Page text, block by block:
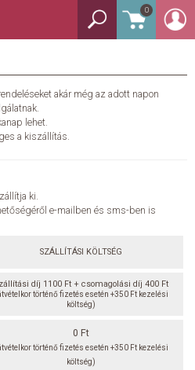
0
akár még az adott napon
lehet.
a kiszállítás.
ki.
e-mailben és sms-ben is
SZÁLLÍTÁSI KÖLTSÉG
díj 1100 Ft + csomagolási díj 400 Ft
történő fizetés esetén +350 Ft kezelési
költség)
0 Ft
történő fizetés esetén +350 Ft kezelési
költség)